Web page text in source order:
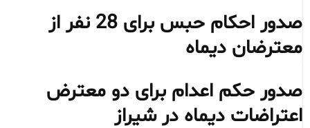
صدور احکام حبس برای 28 نفر از
معترضان دیماه
صدور حکم اعدام برای دو معترض
اعتراضات دیماه در شیراز